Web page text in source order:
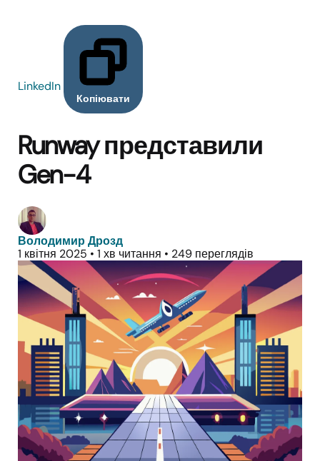
LinkedIn
Копіювати
Runway представили
Gen-4
Володимир Дрозд
1 квітня 2025 • 1 хв читання • 249 переглядів